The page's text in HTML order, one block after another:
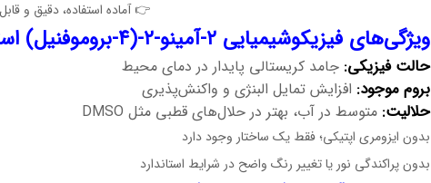
👉 آماده استفاده، دقیق و
ویژگی‌های فیزیکوشیمیایی ۲-آمینو-۲-(۴-بروموفنیل) استامید
حالت فیزیکی: جامد کریستالی پایدار در دمای محیط
بروم موجود: افزایش تمایل البنژی و واکنش‌پذیری
حلالیت: متوسط در آب، بهتر در حلال‌های قطبی مثل DMSO
بدون ایزومری اپتیکی؛ فقط یک ساختار وجود دارد
بدون پراکندگی نور یا تغییر رنگ واضح در شرایط استاندارد